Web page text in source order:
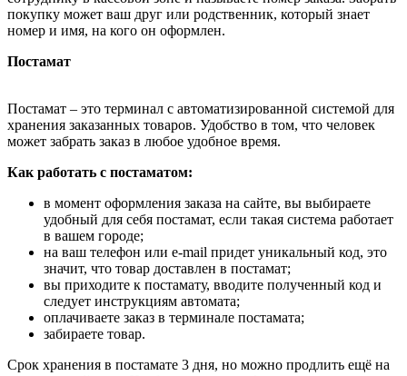
покупку может ваш друг или родственник, который знает
номер и имя, на кого он оформлен.
Постамат
Постамат – это терминал с автоматизированной системой для
хранения заказанных товаров. Удобство в том, что человек
может забрать заказ в любое удобное время.
Как работать с постаматом:
в момент оформления заказа на сайте, вы выбираете
удобный для себя постамат, если такая система работает
в вашем городе;
на ваш телефон или e-mail придет уникальный код, это
значит, что товар доставлен в постамат;
вы приходите к постамату, вводите полученный код и
следует инструкциям автомата;
оплачиваете заказ в терминале постамата;
забираете товар.
Срок хранения в постамате 3 дня, но можно продлить ещё на